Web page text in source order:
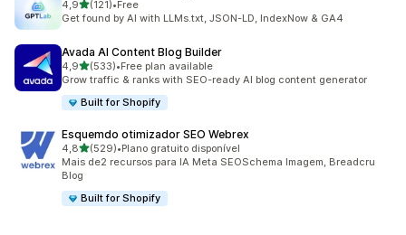
4,9de 5 estrelas
(121)
121 total de avaliações
•Free
Get found by AI with LLMs.txt, JSON-LD, IndexNow & GA4
Avada AI Content Blog Builder
4,9de 5 estrelas
(533)
533 total de avaliações
•Free plan available
Grow traffic & ranks with SEO-ready AI blog content generator
Built for Shopify
Esquemdo otimizador SEO Webrex
4,8de 5 estrelas
(529)
529 total de avaliações
•Plano gratuito disponível
Mais de2 recursos para IA Meta SEOSchema Imagem, Breadcru
BIog
Built for Shopify